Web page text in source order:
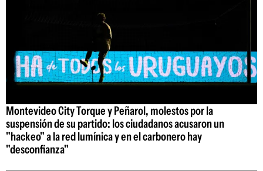
Montevideo City Torque y Peñarol, molestos por la
suspensión de su partido: los ciudadanos acusaron un
"hackeo" a la red lumínica y en el carbonero hay
"desconfianza"